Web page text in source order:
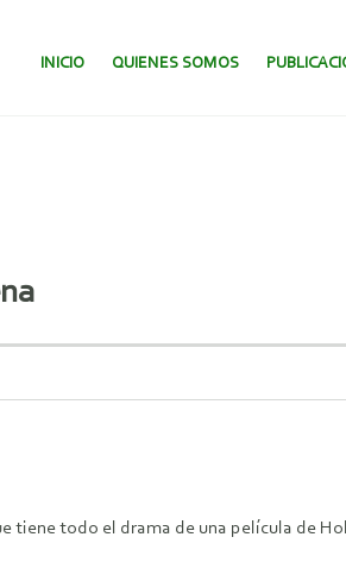
SALTAR AL CONTENIDO.
INICIO QUIENES SOMOS
tiene todo el drama de una película de